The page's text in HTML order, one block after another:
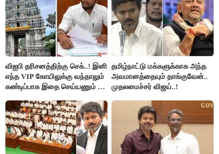
விஐபி தரிசனத்திற்கு செக்..! இனி
எந்த VIP கோயிலுக்கு வந்தாலும்
கண்டிப்பாக இதை செய்யணும் -
தமிழ்நாட்டு மக்களுக்காக அந்த
அவமானத்தையும் தாங்குவேன்..
முதலமைச்சர் விஜய்..!